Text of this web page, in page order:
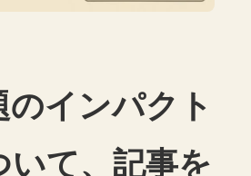
のインパクト
いて、記事を